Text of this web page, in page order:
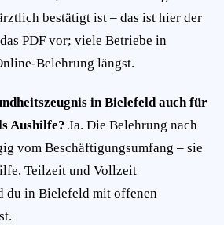
bestätigt ist – das ist hier der
PDF vor; viele Betriebe in
Belehrung längst.
in Bielefeld auch für
Aushilfe? Ja. Die Belehrung nach
vom Beschäftigungsumfang – sie
Teilzeit und Vollzeit
du in Bielefeld mit offenen